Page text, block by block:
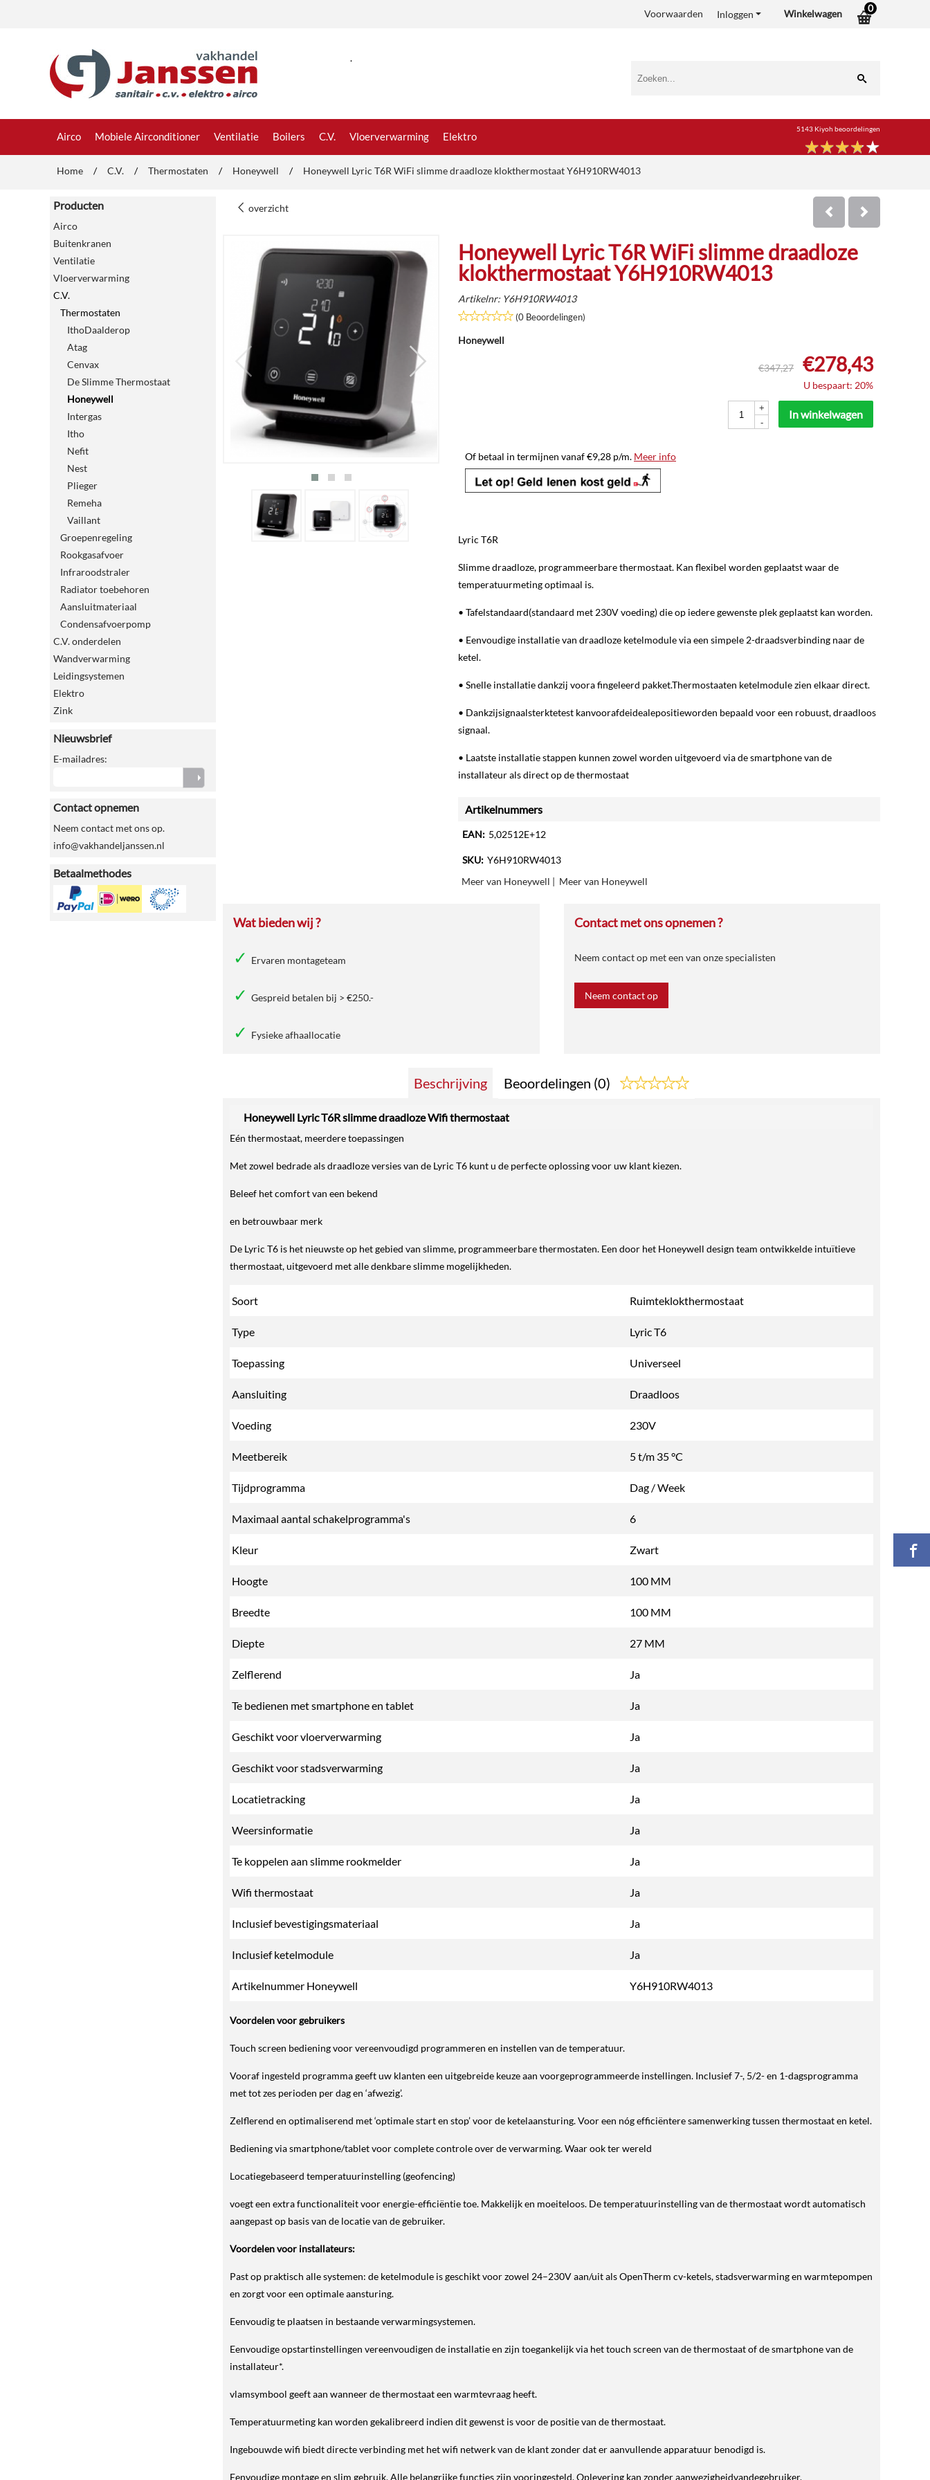
Winkelwagen 0
Inloggen
Voorwaarden
.
Airco Mobiele Airconditioner Ventilatie Boilers C.V. Vloerverwarming Elektro
5143 Kiyoh beoordelingen
★★★★★
★★★★★
Home / C.V. / Thermostaten / Honeywell / Honeywell Lyric T6R WiFi slimme draadloze klokthermostaat Y6H910RW4013
Producten
Airco
Buitenkranen
Ventilatie
Vloerverwarming
C.V.
Thermostaten
IthoDaalderop
Atag
Cenvax
De Slimme Thermostaat
Honeywell
Intergas
Itho
Nefit
Nest
Plieger
Remeha
Vaillant
Groepenregeling
Rookgasafvoer
Infraroodstraler
Radiator toebehoren
Aansluitmateriaal
Condensafvoerpomp
C.V. onderdelen
Wandverwarming
Leidingsystemen
Elektro
Zink
Nieuwsbrief
E-mailadres:
Contact opnemen
Neem contact met ons op.
info@vakhandeljanssen.nl
Betaalmethodes
overzicht
Honeywell Lyric T6R WiFi slimme draadloze
klokthermostaat Y6H910RW4013
Artikelnr: Y6H910RW4013
(0 Beoordelingen)
Honeywell
€347,27 €278,43
U bespaart: 20%
+
-
In winkelwagen
Of betaal in termijnen vanaf€9,28 p/m. Meer info
Lyric T6R
Slimme draadloze, programmeerbare thermostaat. Kan flexibel worden geplaatst waar de
temperatuurmeting optimaal is.
• Tafelstandaard(standaard met 230V voeding) die op iedere gewenste plek geplaatst kan worden.
• Eenvoudige installatie van draadloze ketelmodule via een simpele 2-draadsverbinding naar de
ketel.
• Snelle installatie dankzij voora fingeleerd pakket.Thermostaaten ketelmodule zien elkaar direct.
• Dankzijsignaalsterktetest kanvoorafdeidealepositieworden bepaald voor een robuust, draadloos
signaal.
• Laatste installatie stappen kunnen zowel worden uitgevoerd via de smartphone van de
installateur als direct op de thermostaat
Artikelnummers
EAN: 5,02512E+12
SKU: Y6H910RW4013
Meer van Honeywell | Meer van Honeywell
Wat bieden wij ?
Ervaren montageteam
Gespreid betalen bij > €250.-
Fysieke afhaallocatie
Contact met ons opnemen ?
Neem contact op met een van onze specialisten
Neem contact op
Beschrijving Beoordelingen (0)
Honeywell Lyric T6R slimme draadloze Wifi thermostaat
Eén thermostaat, meerdere toepassingen
Met zowel bedrade als draadloze versies van de Lyric T6 kunt u de perfecte oplossing voor uw klant kiezen.
Beleef het comfort van een bekend
en betrouwbaar merk
De Lyric T6 is het nieuwste op het gebied van slimme, programmeerbare thermostaten. Een door het Honeywell design team ontwikkelde intuïtieve
thermostaat, uitgevoerd met alle denkbare slimme mogelijkheden.
Soort Ruimteklokthermostaat
Type Lyric T6
Toepassing Universeel
Aansluiting Draadloos
Voeding 230V
Meetbereik 5 t/m 35 °C
Tijdprogramma Dag / Week
Maximaal aantal schakelprogramma's 6
Kleur Zwart
Hoogte 100 MM
Breedte 100 MM
Diepte 27 MM
Zelflerend Ja
Te bedienen met smartphone en tablet Ja
Geschikt voor vloerverwarming Ja
Geschikt voor stadsverwarming Ja
Locatietracking Ja
Weersinformatie Ja
Te koppelen aan slimme rookmelder Ja
Wifi thermostaat Ja
Inclusief bevestigingsmateriaal Ja
Inclusief ketelmodule Ja
Artikelnummer Honeywell Y6H910RW4013
Voordelen voor gebruikers
Touch screen bediening voor vereenvoudigd programmeren en instellen van de temperatuur.
Vooraf ingesteld programma geeft uw klanten een uitgebreide keuze aan voorgeprogrammeerde instellingen. Inclusief 7-, 5/2- en 1-dagsprogramma
met tot zes perioden per dag en ‘afwezig’.
Zelflerend en optimaliserend met ‘optimale start en stop’ voor de ketelaansturing. Voor een nóg efficiëntere samenwerking tussen thermostaat en ketel.
Bediening via smartphone/tablet voor complete controle over de verwarming. Waar ook ter wereld
Locatiegebaseerd temperatuurinstelling (geofencing)
voegt een extra functionaliteit voor energie-efficiëntie toe. Makkelijk en moeiteloos. De temperatuurinstelling van de thermostaat wordt automatisch
aangepast op basis van de locatie van de gebruiker.
Voordelen voor installateurs:
Past op praktisch alle systemen: de ketelmodule is geschikt voor zowel 24–230V aan/uit als OpenTherm cv-ketels, stadsverwarming en warmtepompen
en zorgt voor een optimale aansturing.
Eenvoudig te plaatsen in bestaande verwarmingsystemen.
Eenvoudige opstartinstellingen vereenvoudigen de installatie en zijn toegankelijk via het touch screen van de thermostaat of de smartphone van de
installateur*.
vlamsymbool geeft aan wanneer de thermostaat een warmtevraag heeft.
Temperatuurmeting kan worden gekalibreerd indien dit gewenst is voor de positie van de thermostaat.
Ingebouwde wifi biedt directe verbinding met het wifi netwerk van de klant zonder dat er aanvullende apparatuur benodigd is.
Eenvoudige montage en slim gebruik. Alle belangrijke functies zijn vooringesteld. Oplevering kan zonder aanwezigheidvandegebruiker.